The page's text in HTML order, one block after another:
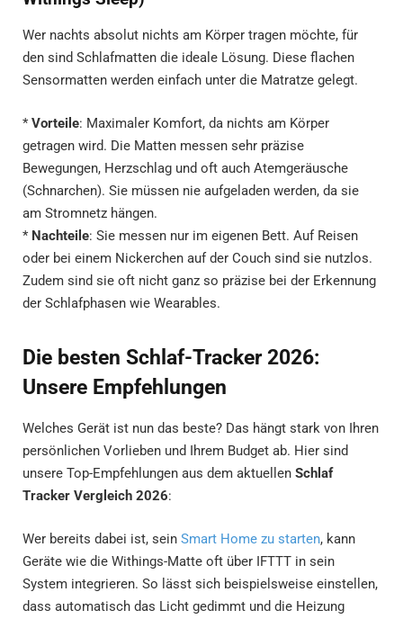
Wer nachts absolut nichts am Körper tragen möchte, für
den sind Schlafmatten die ideale Lösung. Diese flachen
Sensormatten werden einfach unter die Matratze gelegt.
* Vorteile: Maximaler Komfort, da nichts am Körper
getragen wird. Die Matten messen sehr präzise
Bewegungen, Herzschlag und oft auch Atemgeräusche
(Schnarchen). Sie müssen nie aufgeladen werden, da sie
am Stromnetz hängen.
* Nachteile: Sie messen nur im eigenen Bett. Auf Reisen
oder bei einem Nickerchen auf der Couch sind sie nutzlos.
Zudem sind sie oft nicht ganz so präzise bei der Erkennung
der Schlafphasen wie Wearables.
Die besten Schlaf-Tracker 2026:
Unsere Empfehlungen
Welches Gerät ist nun das beste? Das hängt stark von Ihren
persönlichen Vorlieben und Ihrem Budget ab. Hier sind
unsere Top-Empfehlungen aus dem aktuellen Schlaf
Tracker Vergleich 2026:
Wer bereits dabei ist, sein Smart Home zu starten, kann
Geräte wie die Withings-Matte oft über IFTTT in sein
System integrieren. So lässt sich beispielsweise einstellen,
dass automatisch das Licht gedimmt und die Heizung